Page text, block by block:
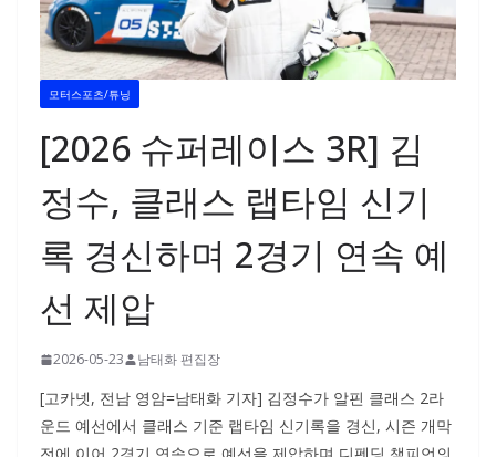
모터스포츠/튜닝
[2026 슈퍼레이스 3R] 김
정수, 클래스 랩타임 신기
록 경신하며 2경기 연속 예
선 제압
2026-05-23 남태화 편집장
[고카넷, 전남 영암=남태화 기자] 김정수가 알핀 클래스 2라
운드 예선에서 클래스 기준 랩타임 신기록을 경신, 시즌 개막